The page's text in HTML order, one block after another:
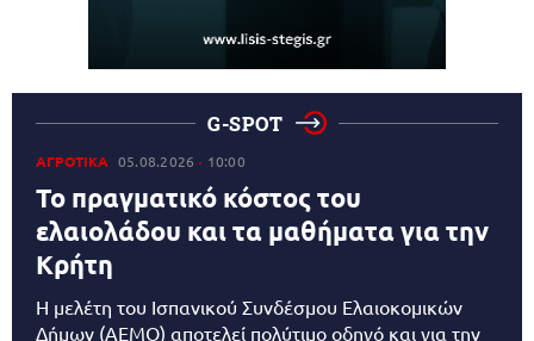
G-SPOT
ΑΓΡΟΤΙΚΑ 05.08.2026 10:00
Το πραγματικό κόστος του
ελαιολάδου και τα μαθήματα για την
Κρήτη
Η μελέτη του Ισπανικού Συνδέσμου Ελαιοκομικών
Δήμων (AEMO) αποτελεί πολύτιμο οδηγό και για την